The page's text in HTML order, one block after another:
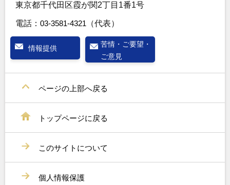
東京都千代田区霞が関2丁目1番1号
電話： 03-3581-4321 （代表）
情報提供
苦情・ご要望・
ご意見
ページの上部へ戻る
トップページに戻る
このサイトについて
個人情報保護